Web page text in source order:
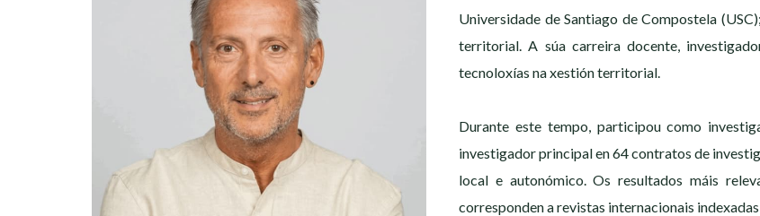
Universidade de Santiago de Compostela
territorial. A súa carreira docente,
tecnoloxías na xestión territorial.
Durante este tempo, participou como
investigador principal en 64 contratos de
local e autonómico. Os resultados máis
corresponden a revistas internacionais indexadas